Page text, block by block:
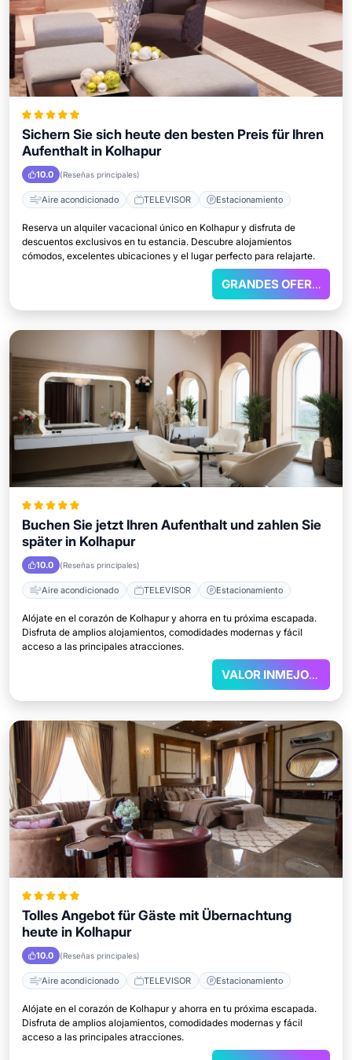
Sichern Sie sich heute den besten Preis für Ihren
Aufenthalt in Kolhapur
10.0 (Reseñas principales)
Aire acondicionado TELEVISOR Estacionamiento
Reserva un alquiler vacacional único en Kolhapur y disfruta de
descuentos exclusivos en tu estancia. Descubre alojamientos
cómodos, excelentes ubicaciones y el lugar perfecto para relajarte.
GRANDES OFERTAS
Buchen Sie jetzt Ihren Aufenthalt und zahlen Sie
später in Kolhapur
10.0 (Reseñas principales)
Aire acondicionado TELEVISOR Estacionamiento
Alójate en el corazón de Kolhapur y ahorra en tu próxima escapada.
Disfruta de amplios alojamientos, comodidades modernas y fácil
acceso a las principales atracciones.
VALOR INMEJORABLE
Tolles Angebot für Gäste mit Übernachtung
heute in Kolhapur
10.0 (Reseñas principales)
Aire acondicionado TELEVISOR Estacionamiento
Alójate en el corazón de Kolhapur y ahorra en tu próxima escapada.
Disfruta de amplios alojamientos, comodidades modernas y fácil
acceso a las principales atracciones.